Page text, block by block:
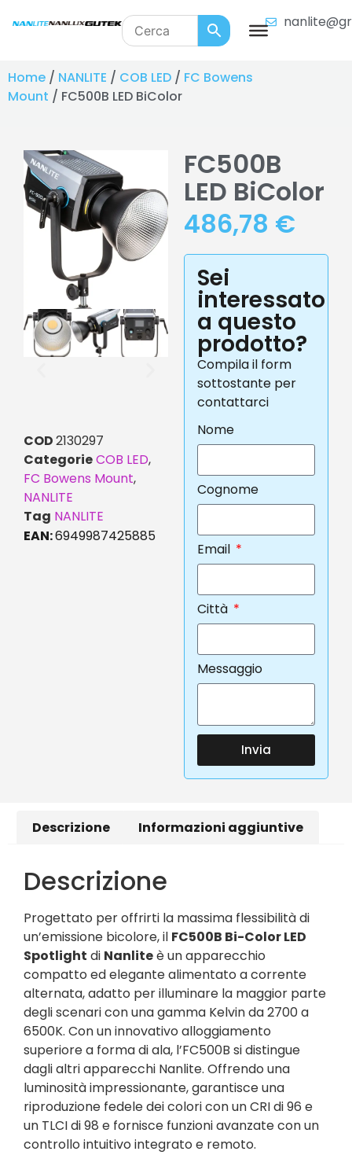
Home / NANLITE / COB LED / FC Bowens
Mount / FC500B LED BiColor
COD2130297
CategorieCOB LED,
FC Bowens Mount,
NANLITE
Tag NANLITE
EAN:6949987425885
FC500B
LED BiColor
486,78 €
Sei
interessato
a questo
prodotto?
Compila il form
sottostante per
contattarci
Nome
Cognome
Email
Città
Messaggio
Invia
Descrizione Informazioni aggiuntive
Descrizione
Progettato per offrirti la massima flessibilità di
un’emissione bicolore, il FC500B Bi-Color LED
Spotlight di Nanliteè un apparecchio
compatto ed elegante alimentato a corrente
alternata, adatto per illuminare la maggior parte
degli scenari con una gamma Kelvin da 2700 a
6500K. Con un innovativo alloggiamento
superiore a forma di ala, l’FC500B si distingue
dagli altri apparecchi Nanlite. Offrendo una
luminosità impressionante, garantisce una
riproduzione fedele dei colori con un CRI di 96 e
un TLCI di 98 e fornisce funzioni avanzate con un
controllo intuitivo integrato e remoto.